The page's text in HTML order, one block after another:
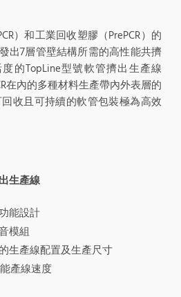
）和工業回收塑膠（PrePCR）的
出7層管壁結構所需的高性能共擠
的TopLine型號軟管擠出生產線
在內的多種材料生產帶內外表層的
收且可持續的軟管包裝極為高效
生產線
能設計
模組
生產線配置及生產尺寸
產線速度